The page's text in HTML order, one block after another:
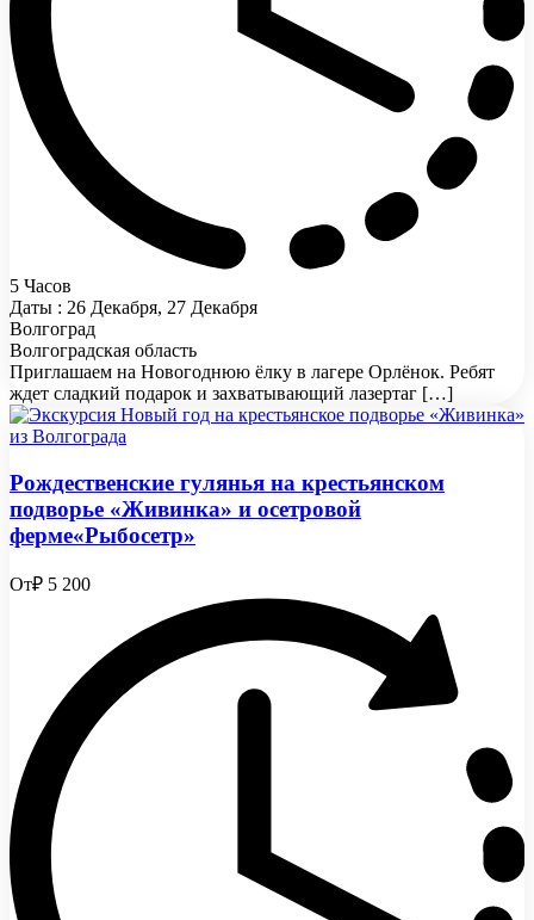
5 Часов
Даты : 26 Декабря, 27 Декабря
Волгоград
Волгоградская область
Приглашаем на Новогоднюю ёлку в лагере Орлёнок. Ребят
ждет сладкий подарок и захватывающий лазертаг […]
Рождественские гулянья на крестьянском
подворье «Живинка» и осетровой
ферме«Рыбосетр»
От₽ 5 200